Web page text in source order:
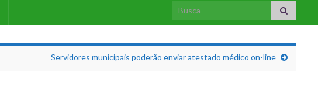
Search for:
Servidores municipais poderão enviar atestado médico on-line